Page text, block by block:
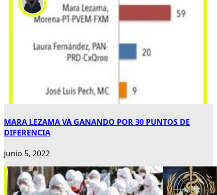
MARA LEZAMA VA GANANDO POR 30 PUNTOS DE
DIFERENCIA
junio 5, 2022